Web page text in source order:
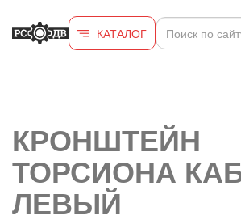
КАТАЛОГ
КРОНШТЕЙН
ТОРСИОНА
ЛЕВЫЙ